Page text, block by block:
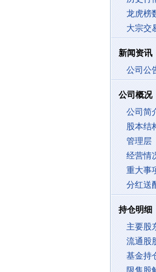
龙虎榜
大宗交
新闻资讯
公司公
公司概况
公司简
股本结
管理层
经营情
重大事
分红送
持仓明细
主要股
流通股
基金持